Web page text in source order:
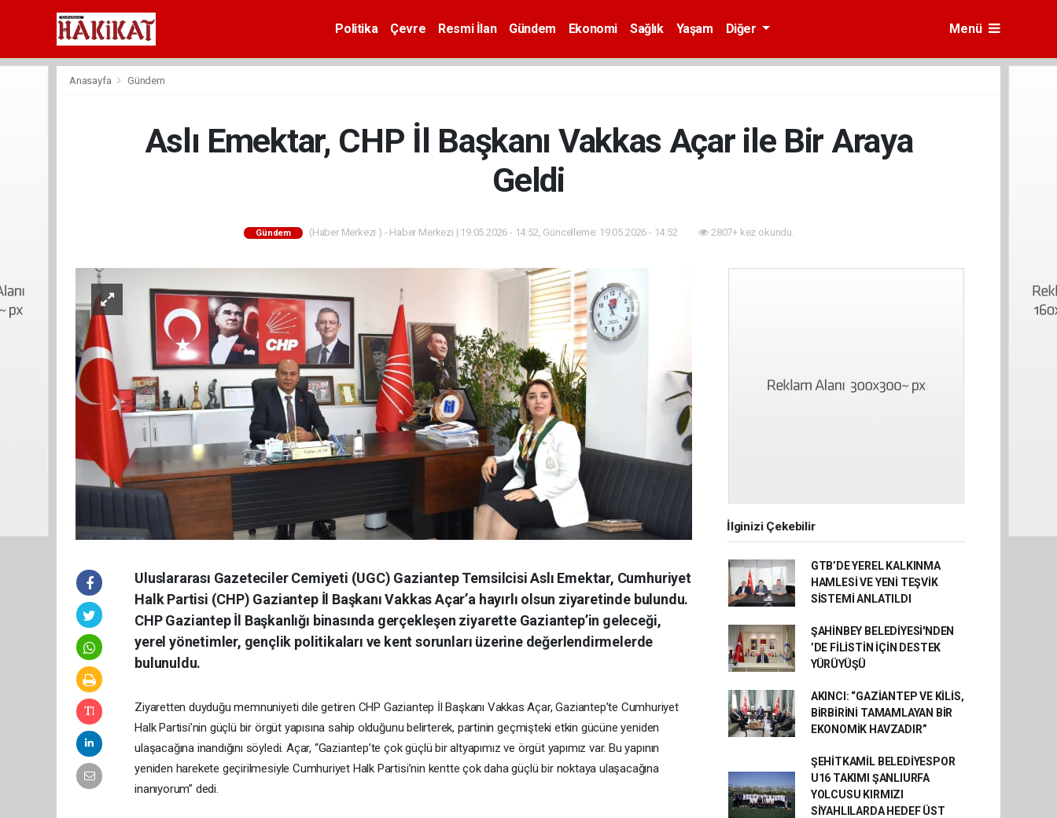
Politika Çevre Resmi İlan Gündem Ekonomi Sağlık Yaşam Diğer Menü
Anasayfa Gündem
Aslı Emektar, CHP İl Başkanı Vakkas Açar ile Bir Araya
Geldi
Gündem (Haber Merkezi ) - Haber Merkezi | 19.05.2026 - 14:52, Güncelleme: 19.05.2026 - 14:52 2807+ kez okundu.
Uluslararası Gazeteciler Cemiyeti (UGC) Gaziantep Temsilcisi Aslı Emektar, Cumhuriyet
Halk Partisi (CHP) Gaziantep İl Başkanı Vakkas Açar’a hayırlı olsun ziyaretinde bulundu.
CHP Gaziantep İl Başkanlığı binasında gerçekleşen ziyarette Gaziantep’in geleceği,
yerel yönetimler, gençlik politikaları ve kent sorunları üzerine değerlendirmelerde
bulunuldu.
Ziyaretten duyduğu memnuniyeti dile getiren CHP Gaziantep İl Başkanı Vakkas Açar, Gaziantep’te Cumhuriyet
Halk Partisi’nin güçlü bir örgüt yapısına sahip olduğunu belirterek, partinin geçmişteki etkin gücüne yeniden
ulaşacağına inandığını söyledi. Açar, “Gaziantep’te çok güçlü bir altyapımız ve örgüt yapımız var. Bu yapının
yeniden harekete geçirilmesiyle Cumhuriyet Halk Partisi’nin kentte çok daha güçlü bir noktaya ulaşacağına
inanıyorum” dedi.
İlginizi Çekebilir
GTB’DE YEREL KALKINMA
HAMLESİ VE YENİ TEŞVİK
SİSTEMİ ANLATILDI
ŞAHİNBEY BELEDİYESİ'NDEN
’DE FİLİSTİN İÇİN DESTEK
YÜRÜYÜŞÜ
AKINCI: “GAZİANTEP VE KİLİS,
BİRBİRİNİ TAMAMLAYAN BİR
EKONOMİK HAVZADIR”
ŞEHİTKAMİL BELEDİYESPOR
U16 TAKIMI ŞANLIURFA
YOLCUSU KIRMIZI
SİYAHLILARDA HEDEF ÜST